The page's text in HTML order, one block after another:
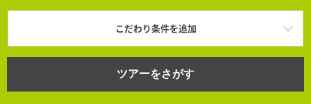
こだわり条件を追加
ツアーをさがす